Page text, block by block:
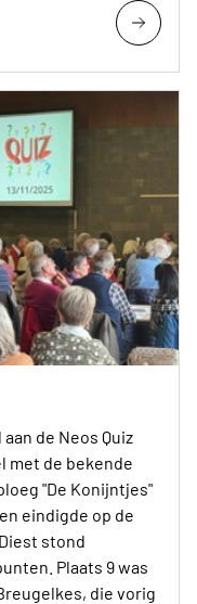
de Neos Quiz
met de bekende
"De Konijntjes"
eindigde op de
stond
Plaats 9 was
die vorig